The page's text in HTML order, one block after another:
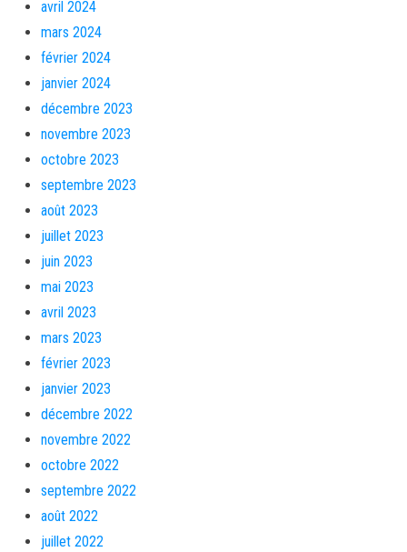
avril 2024
mars 2024
février 2024
janvier 2024
décembre 2023
novembre 2023
octobre 2023
septembre 2023
août 2023
juillet 2023
juin 2023
mai 2023
avril 2023
mars 2023
février 2023
janvier 2023
décembre 2022
novembre 2022
octobre 2022
septembre 2022
août 2022
juillet 2022